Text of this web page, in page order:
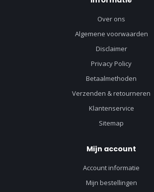
Over ons
Algemene voorwaarden
Disclaimer
Privacy Policy
Betaalmethoden
Verzenden & retourneren
Klantenservice
Sitemap
Mijn account
Account informatie
Mijn bestellingen